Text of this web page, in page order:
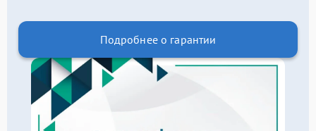
Подробнее о гарантии